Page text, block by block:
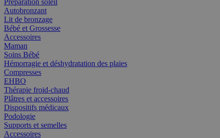
Préparation soleil
Autobronzant
Lit de bronzage
Bébé et Grossesse
Accessoires
Maman
Soins Bébé
Hémorragie et déshydratation des plaies
Compresses
EHBO
Thérapie froid-chaud
Plâtres et accessoires
Dispositifs médicaux
Podologie
Supports et semelles
Accessoires